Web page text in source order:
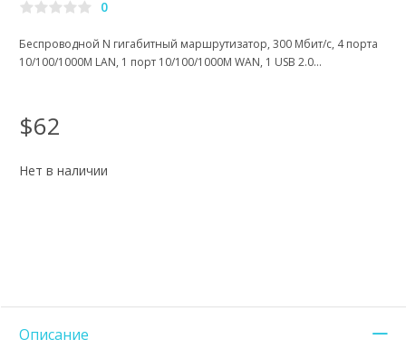
0
Беспроводной N гигабитный маршрутизатор, 300 Мбит/с, 4 порта
10/100/1000M LAN, 1 порт 10/100/1000M WAN, 1 USB 2.0...
$62
Нет в наличии
Описание